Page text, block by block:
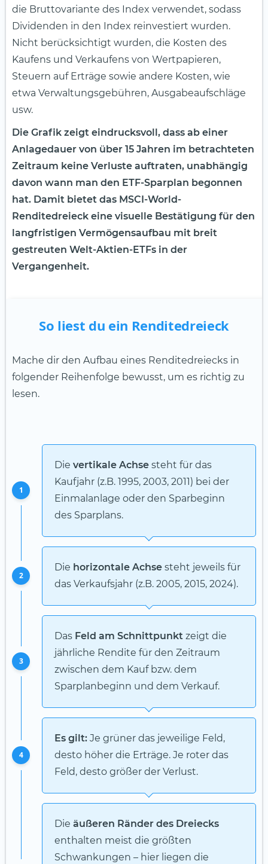
die Bruttovariante des Index verwendet, sodass
Dividenden in den Index reinvestiert wurden.
Nicht berücksichtigt wurden, die Kosten des
Kaufens und Verkaufens von Wertpapieren,
Steuern auf Erträge sowie andere Kosten, wie
etwa Verwaltungsgebühren, Ausgabeaufschläge
usw.
Die Grafik zeigt eindrucksvoll, dass ab einer
Anlagedauer von über 15 Jahren im betrachteten
Zeitraum keine Verluste auftraten, unabhängig
davon wann man den ETF-Sparplan begonnen
hat. Damit bietet das MSCI-World-
Renditedreieck eine visuelle Bestätigung für den
langfristigen Vermögensaufbau mit breit
gestreuten Welt-Aktien-ETFs in der
Vergangenheit.
So liest du ein Renditedreieck
Mache dir den Aufbau eines Renditedreiecks in
folgender Reihenfolge bewusst, um es richtig zu
lesen.
1
Die vertikale Achse steht für das
Kaufjahr (z.B. 1995, 2003, 2011) bei der
Einmalanlage oder den Sparbeginn
des Sparplans.
2
Die horizontale Achse steht jeweils für
das Verkaufsjahr (z.B. 2005, 2015, 2024).
3
Das Feld am Schnittpunkt zeigt die
jährliche Rendite für den Zeitraum
zwischen dem Kauf bzw. dem
Sparplanbeginn und dem Verkauf.
4
Es gilt: Je grüner das jeweilige Feld,
desto höher die Erträge. Je roter das
Feld, desto größer der Verlust.
Die äußeren Ränder des Dreiecks
enthalten meist die größten
Schwankungen – hier liegen die